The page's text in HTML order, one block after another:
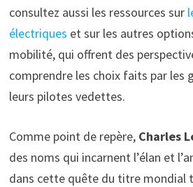
consultez aussi les ressources sur
électriques et sur les autres
mobilité, qui offrent des
comprendre les choix faits par les
leurs pilotes vedettes.
Comme point de repère, Charles
des noms qui incarnent l’élan et
dans cette quête du titre